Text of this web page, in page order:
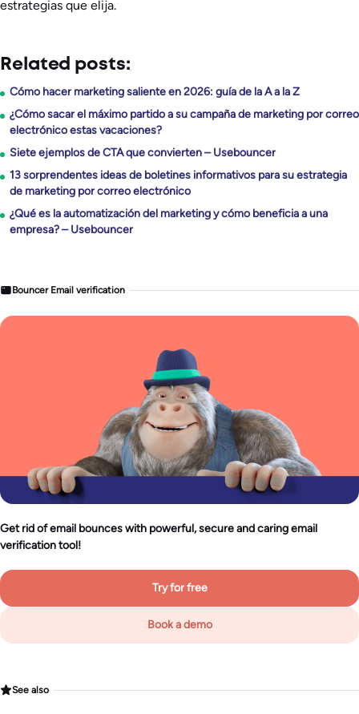
estrategias que elija.
Related posts:
Cómo hacer marketing saliente en 2026: guía de la A a la Z
¿Cómo sacar el máximo partido a su campaña de marketing por correo
electrónico estas vacaciones?
Siete ejemplos de CTA que convierten – Usebouncer
13 sorprendentes ideas de boletines informativos para su estrategia
de marketing por correo electrónico
¿Qué es la automatización del marketing y cómo beneficia a una
empresa? – Usebouncer
Bouncer Email verification
Get rid of email bounces with powerful, secure and caring email
verification tool!
Try for free
Book a demo
See also